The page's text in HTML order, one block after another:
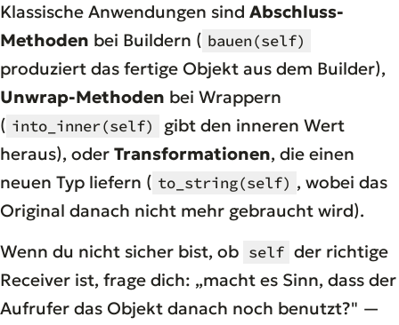
Klassische Anwendungen sind Abschluss-
Methoden bei Buildern ( bauen(self)
produziert das fertige Objekt aus dem Builder),
Unwrap-Methoden bei Wrappern
( into_inner(self)
gibt den inneren Wert
heraus), oder Transformationen, die einen
neuen Typ liefern ( to_string(self) , wobei das
Original danach nicht mehr gebraucht wird).
Wenn du nicht sicher bist, ob self der richtige
Receiver ist, frage dich: „macht es Sinn, dass der
Aufrufer das Objekt danach noch benutzt?" —